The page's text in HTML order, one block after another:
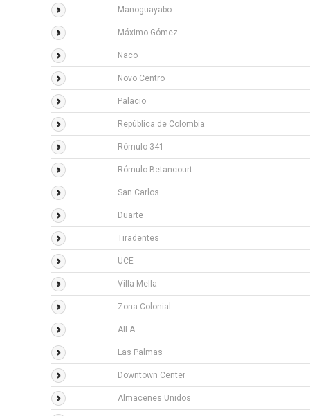
Manoguayabo
Máximo Gómez
Naco
Novo Centro
Palacio
República de Colombia
Rómulo 341
Rómulo Betancourt
San Carlos
Duarte
Tiradentes
UCE
Villa Mella
Zona Colonial
AILA
Las Palmas
Downtown Center
Almacenes Unidos